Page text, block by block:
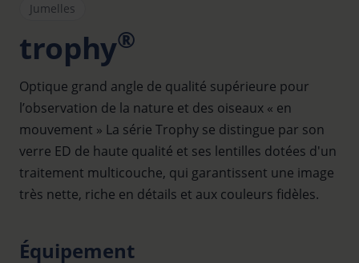
Jumelles
trophy®
Optique grand angle de qualité supérieure pour
l’observation de la nature et des oiseaux « en
mouvement » La série Trophy se distingue par son
verre ED de haute qualité et ses lentilles dotées d'un
traitement multicouche, qui garantissent une image
très nette, riche en détails et aux couleurs fidèles.
Équipement